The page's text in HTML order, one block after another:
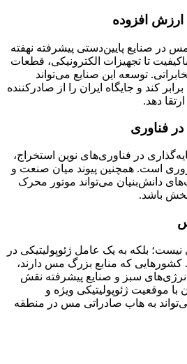
ارزش افزوده
صنایع پایین‌دستی پیشرفته نهفته
تا تجهیزات الکترونیکی، قطعات
توسعه این صنایع می‌تواند
کند و جایگاه ایران را از صادرکننده
دهد.
فناوری
در فناوری‌های نوین استخراج،
است. همچنین پیوند میان صنعت و
دانش‌بنیان می‌تواند موتور محرک
بخش باشد.
بلکه به یک عامل ژئوپولیتیکی در
کشورهایی که منابع بزرگ مس دارند،
انرژی‌های سبز و صنایع پیشرفته نقش
با موقعیت ژئوپولیتیکی ویژه و
به هاب صادراتی مس در منطقه